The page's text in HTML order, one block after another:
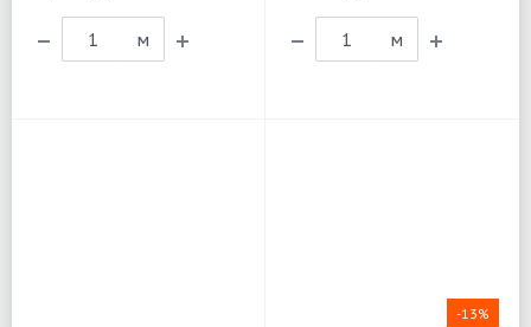
м м
-13%